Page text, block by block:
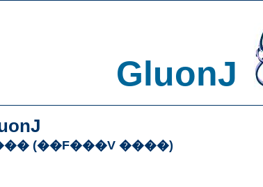
GluonJ
(��F���V ����)